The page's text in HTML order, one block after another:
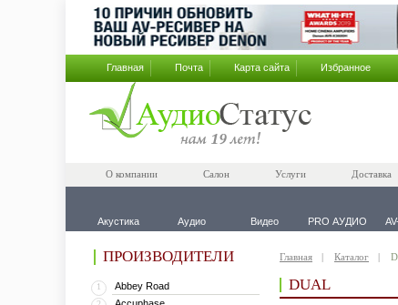
Главная Почта Карта сайта Избранное
О компании Салон Услуги Доставка
Акустика Аудио Видео PRO АУДИО
ПРОИЗВОДИТЕЛИ
1 Abbey Road
Главная Каталог
DUAL